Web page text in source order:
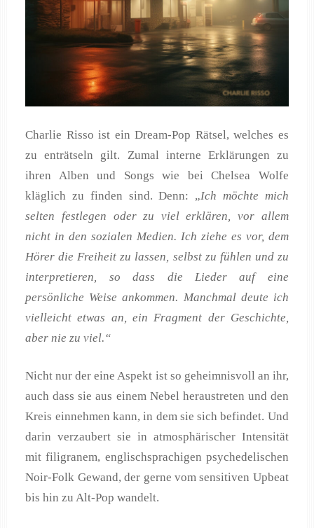
Charlie Risso ist ein Dream-Pop Rätsel, welches es
zu enträtseln gilt. Zumal interne Erklärungen zu
ihren Alben und Songs wie bei Chelsea Wolfe
kläglich zu finden sind. Denn: „Ich möchte mich
selten festlegen oder zu viel erklären, vor allem
nicht in den sozialen Medien. Ich ziehe es vor, dem
Hörer die Freiheit zu lassen, selbst zu fühlen und zu
interpretieren, so dass die Lieder auf eine
persönliche Weise ankommen. Manchmal deute ich
vielleicht etwas an, ein Fragment der Geschichte,
aber nie zu viel.“
Nicht nur der eine Aspekt ist so geheimnisvoll an ihr,
auch dass sie aus einem Nebel heraustreten und den
Kreis einnehmen kann, in dem sie sich befindet. Und
darin verzaubert sie in atmosphärischer Intensität
mit filigranem, englischsprachigen psychedelischen
Noir-Folk Gewand, der gerne vom sensitiven Upbeat
bis hin zu Alt-Pop wandelt.